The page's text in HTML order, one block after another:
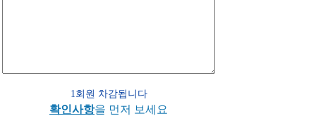
1회원 차감됩니다
확인사항을 먼저 보세요